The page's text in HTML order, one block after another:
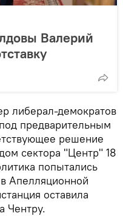
Валерий
либерал-демократов
предварительным
решение
сектора "Центр" 18
попытались
в Апелляционной
оставила
Чентру.